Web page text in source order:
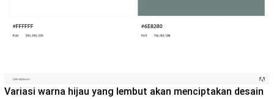
Variasi warna hijau yang lembut akan menciptakan desain